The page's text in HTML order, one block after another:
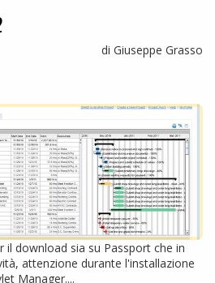
di Giuseppe Grasso
il download sia su Passport che in
attenzione durante l'installazione
Manager....